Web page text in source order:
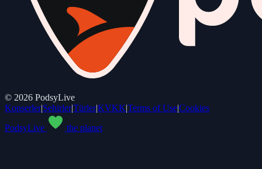
© 2026 PodsyLive
Konserler|Şehirler|Türler|KVKK|Terms of Use|Cookies
PodsyLive
the planet